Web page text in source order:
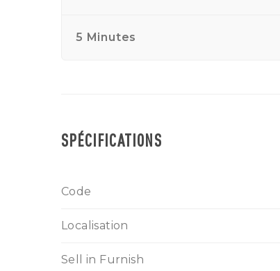
5 Minutes
SPÉCIFICATIONS
Code
Localisation
Sell in Furnish